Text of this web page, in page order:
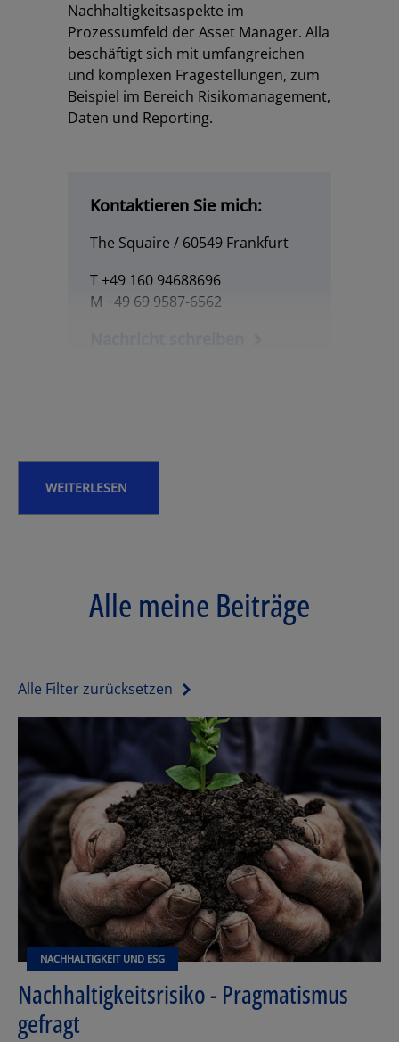
Nachhaltigkeitsaspekte im
Prozessumfeld der Asset Manager. Alla
beschäftigt sich mit umfangreichen
und komplexen Fragestellungen, zum
Beispiel im Bereich Risikomanagement,
Daten und Reporting.
Kontaktieren Sie mich:
The Squaire / 60549 Frankfurt
T +49 160 94688696
M +49 69 9587-6562
WEITERLESEN
Alle meine Beiträge
Alle Filter zurücksetzen
NACHHALTIGKEIT UND ESG
Nachhaltigkeitsrisiko - Pragmatismus
gefragt